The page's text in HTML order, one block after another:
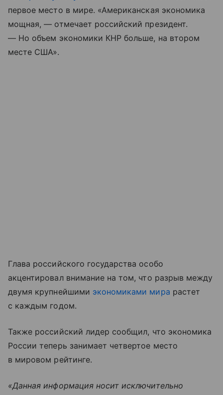
первое место в мире. «Американская экономика
мощная, — отмечает российский президент.
— Но объем экономики КНР больше, на втором
месте США».
Глава российского государства особо
акцентировал внимание на том, что разрыв между
двумя крупнейшими экономиками мира растет
с каждым годом.
Также российский лидер сообщил, что экономика
России теперь занимает четвертое место
в мировом рейтинге.
«Данная информация носит исключительно